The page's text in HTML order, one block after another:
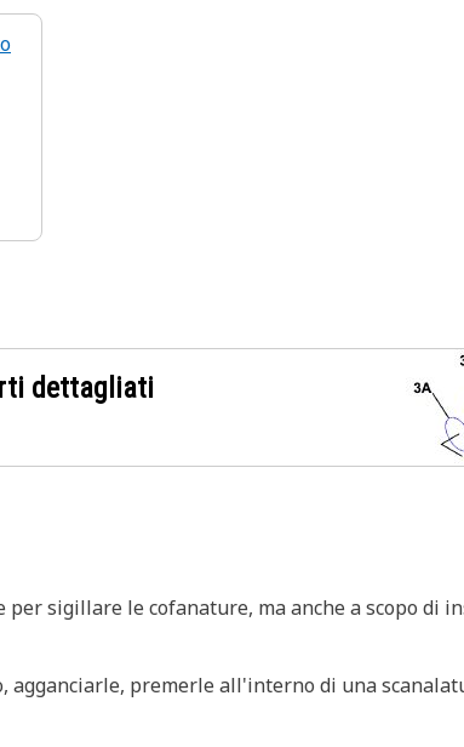
dettagliati
sigillare le cofanature, ma anche a scopo di
agganciarle, premerle all'interno di una